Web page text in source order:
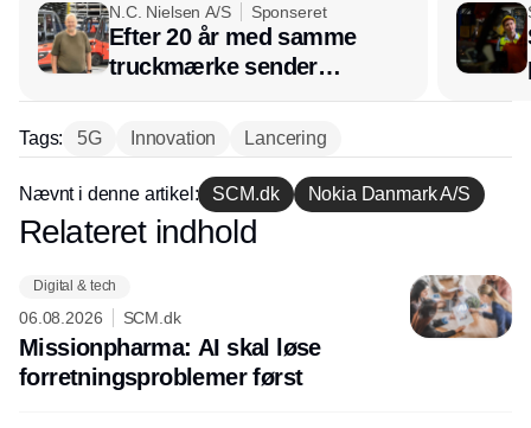
N.C. Nielsen A/S Sponseret
Efter 20 år med samme
truckmærke sender
lagerchef stafetten videre
hos INOX
Tags: 5G Innovation Lancering
Nævnt i denne artikel: SCM.dk Nokia Danmark A/S
Annonce
Relateret indhold
Digital & tech
06.08.2026 SCM.dk
Missionpharma: AI skal løse
forretningsproblemer først